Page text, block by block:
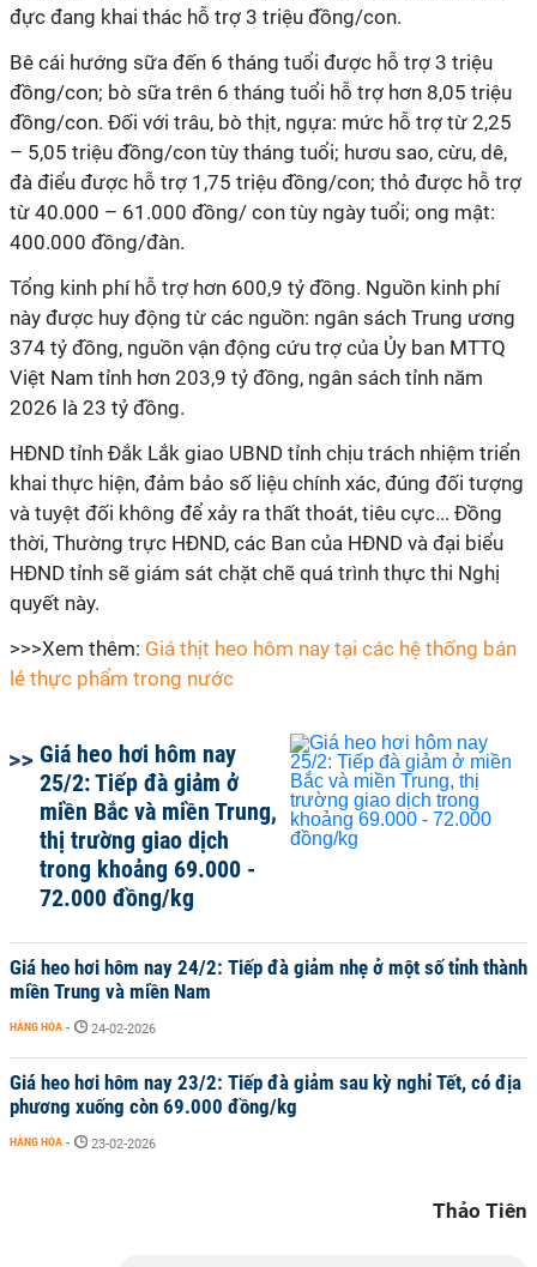
đực đang khai thác hỗ trợ 3 triệu đồng/con.
Bê cái hướng sữa đến 6 tháng tuổi được hỗ trợ 3 triệu
đồng/con; bò sữa trên 6 tháng tuổi hỗ trợ hơn 8,05 triệu
đồng/con. Đối với trâu, bò thịt, ngựa: mức hỗ trợ từ 2,25
– 5,05 triệu đồng/con tùy tháng tuổi; hươu sao, cừu, dê,
đà điểu được hỗ trợ 1,75 triệu đồng/con; thỏ được hỗ trợ
từ 40.000 – 61.000 đồng/ con tùy ngày tuổi; ong mật:
400.000 đồng/đàn.
Tổng kinh phí hỗ trợ hơn 600,9 tỷ đồng. Nguồn kinh phí
này được huy động từ các nguồn: ngân sách Trung ương
374 tỷ đồng, nguồn vận động cứu trợ của Ủy ban MTTQ
Việt Nam tỉnh hơn 203,9 tỷ đồng, ngân sách tỉnh năm
2026 là 23 tỷ đồng.
HĐND tỉnh Đắk Lắk giao UBND tỉnh chịu trách nhiệm triển
khai thực hiện, đảm bảo số liệu chính xác, đúng đối tượng
và tuyệt đối không để xảy ra thất thoát, tiêu cực... Đồng
thời, Thường trực HĐND, các Ban của HĐND và đại biểu
HĐND tỉnh sẽ giám sát chặt chẽ quá trình thực thi Nghị
quyết này.
>>>Xem thêm: Giá thịt heo hôm nay tại các hệ thống bán
lẻ thực phẩm trong nước
Giá heo hơi hôm nay
25/2: Tiếp đà giảm ở
miền Bắc và miền Trung,
thị trường giao dịch
trong khoảng 69.000 -
72.000 đồng/kg
Giá heo hơi hôm nay 24/2: Tiếp đà giảm nhẹ ở một số tỉnh thành
miền Trung và miền Nam
HÀNG HÓA - 24-02-2026
Giá heo hơi hôm nay 23/2: Tiếp đà giảm sau kỳ nghỉ Tết, có địa
phương xuống còn 69.000 đồng/kg
HÀNG HÓA - 23-02-2026
Thảo Tiên